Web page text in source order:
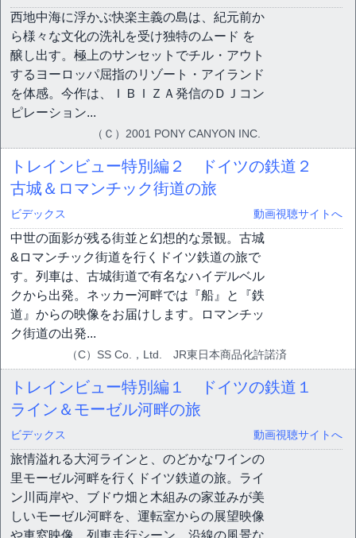
西地中海に浮かぶ快楽主義の島は、紀元前か
ら様々な文化の洗礼を受け独特のムード を
醸し出す。極上のサンセットでチル・アウト
するヨーロッパ屈指のリゾート・アイランド
を体感。今作は、ＩＢＩＺＡ発信のＤＪコン
ピレーション...
（Ｃ）2001 PONY CANYON INC.
トレインビュー特別編２ ドイツの鉄道２
古城＆ロマンチック街道の旅
ビデックス 動画視聴サイトへ
中世の面影が残る街並と幻想的な景観。古城
&ロマンチック街道を行くドイツ鉄道の旅で
す。列車は、古城街道で有名なハイデルベル
クから出発。ネッカー河畔では『船』と『鉄
道』からの映像をお届けします。ロマンチッ
ク街道の出発...
（C）SS Co.，Ltd. JR東日本商品化許諾済
トレインビュー特別編１ ドイツの鉄道１
ライン＆モーゼル河畔の旅
ビデックス 動画視聴サイトへ
旅情溢れる大河ラインと、のどかなワインの
里モーゼル河畔を行くドイツ鉄道の旅。ライ
ン川両岸や、ブドウ畑と木組みの家並みが美
しいモーゼル河畔を、運転室からの展望映像
や車窓映像、列車走行シーン、沿線の風景な